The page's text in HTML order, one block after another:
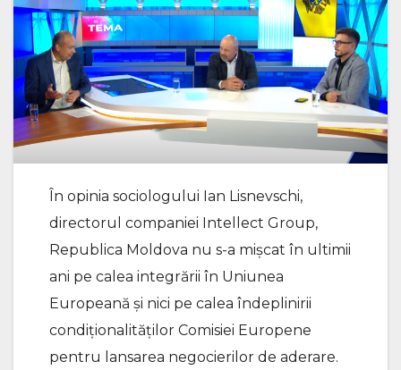
În opinia sociologului Ian Lisnevschi,
directorul companiei Intellect Group,
Republica Moldova nu s-a mișcat în ultimii
ani pe calea integrării în Uniunea
Europeană și nici pe calea îndeplinirii
condiționalităților Comisiei Europene
pentru lansarea negocierilor de aderare.